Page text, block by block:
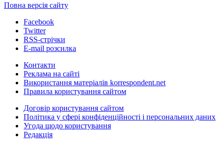
Повна версія сайту
Facebook
Twitter
RSS-стрічки
E-mail розсилка
Контакти
Реклама на сайті
Використання матеріалів korrespondent.net
Правила користування сайтом
Договір користування сайтом
Політика у сфері конфіденційності і персональних даних
Угода щодо користування
Редакція